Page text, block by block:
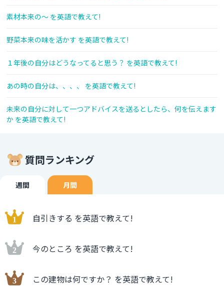
素材本来の〜 を英語で教えて!
野菜本来の味を活かす を英語で教えて!
１年後の自分はどうなってると思う？ を英語で教えて!
あの時の自分は、、、、 を英語で教えて!
未来の自分に対して一つアドバイスを送るとしたら、何を伝えます
か を英語で教えて!
質問ランキング
週間 月間
自引きする を英語で教えて!
今のところ を英語で教えて!
この建物は何ですか？ を英語で教えて!